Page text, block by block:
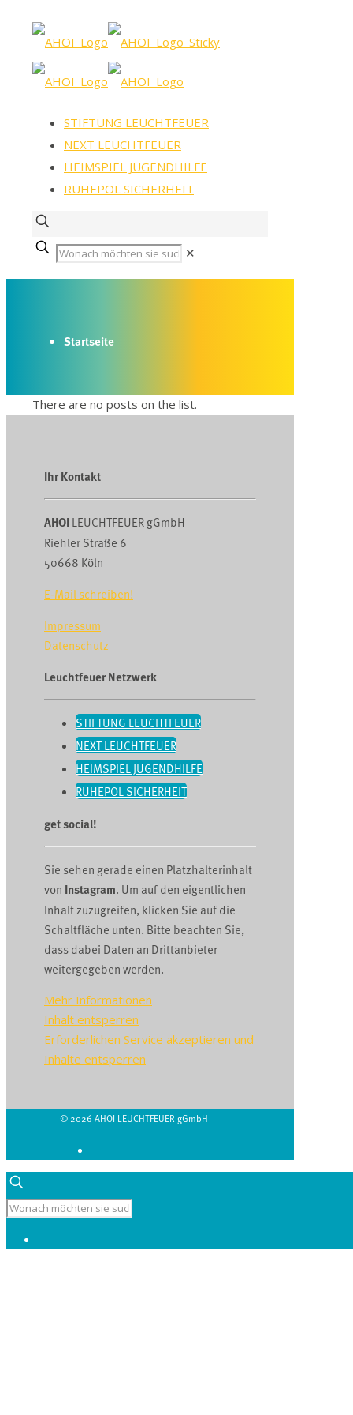
STIFTUNG LEUCHTFEUER
NEXT LEUCHTFEUER
HEIMSPIEL JUGENDHILFE
RUHEPOL SICHERHEIT
✕
Startseite
There are no posts on the list.
Ihr Kontakt
AHOILEUCHTFEUER gGmbH
Riehler Straße 6
50668 Köln
E-Mail schreiben!
Impressum
Datenschutz
Leuchtfeuer Netzwerk
STIFTUNG LEUCHTFEUER
NEXT LEUCHTFEUER
HEIMSPIEL JUGENDHILFE
RUHEPOL SICHERHEIT
get social!
Sie sehen gerade einen Platzhalterinhalt
von Instagram. Um auf den eigentlichen
Inhalt zuzugreifen, klicken Sie auf die
Schaltfläche unten. Bitte beachten Sie,
dass dabei Daten an Drittanbieter
weitergegeben werden.
Mehr Informationen
Inhalt entsperren
Erforderlichen Service akzeptieren und
Inhalte entsperren
© 2026 AHOI LEUCHTFEUER gGmbH